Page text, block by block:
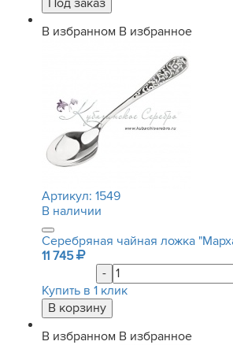
В избранном В избранное
Артикул: 1549
В наличии
Серебряная чайная ложка
11 745
-
Купить в 1 клик
В избранном В избранное